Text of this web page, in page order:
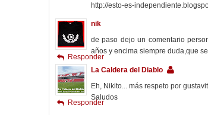
http://esto-es-
nik
de paso dejo un comentario
años y encima siempre duda,que
Responder
La Caldera del Diablo
Eh, Nikito... más respeto por
Saludos
Responder